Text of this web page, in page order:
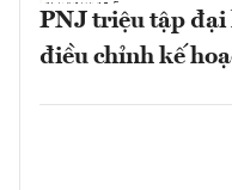
PNJ triệu tập đại
điều chỉnh kế